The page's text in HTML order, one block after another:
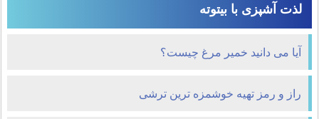
لذت آشپزی با بیتوته
آیا می دانید خمیر مرغ چیست؟
راز و رمز تهیه خوشمزه ترین ترشی